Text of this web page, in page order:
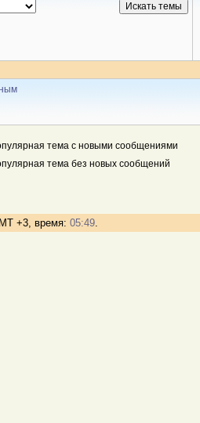
тема с новыми сообщениями
тема без новых сообщений
+3, время: 05:49.